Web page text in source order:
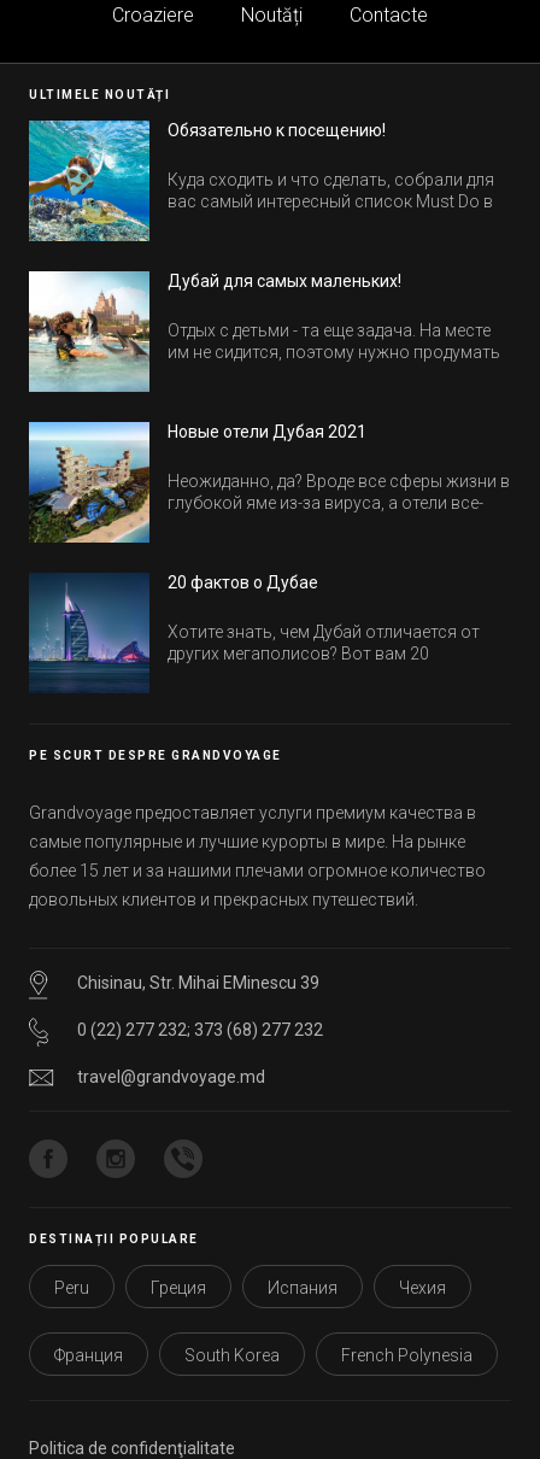
Croaziere
Noutăți Contacte
ULTIMELE NOUTĂȚI
Обязательно к посещению!
Куда сходить и что сделать, собрали для
вас самый интересный список Must Do в
Дубай для самых маленьких!
Отдых с детьми - та еще задача. На месте
им не сидится, поэтому нужно продумать
Новые отели Дубая 2021
Неожиданно, да? Вроде все сферы жизни в
глубокой яме из-за вируса, а отели все-
обычно на первые заезды дают промо-
20 фактов о Дубае
Хотите знать, чем Дубай отличается от
других мегаполисов? Вот вам 20
PE SCURT DESPRE GRANDVOYAGE
Grandvoyage предоставляет услуги премиум качества в
самые популярные и лучшие курорты в мире. На рынке
более 15 лет и за нашими плечами огромное количество
довольных клиентов и прекрасных путешествий.
Chisinau, Str. Mihai EMinescu 39
0 (22) 277 232; 373 (68) 277 232
travel@grandvoyage.md
DESTINAȚII POPULARE
Peru Греция Испания Чехия
Франция South Korea French Polynesia
Politica de confidenţialitate